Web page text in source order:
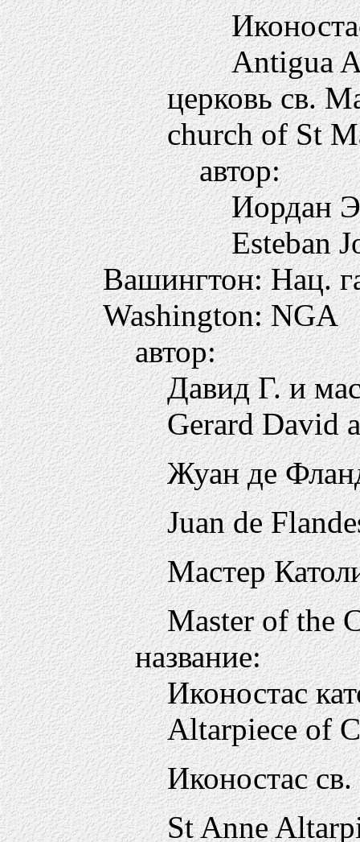
Antigua
церковь св.
сhurch of St
автор:
Иордан
Esteban
Вашингтон: Нац.
Washington: NGA
автор:
Давид Г. и
Gerard David
Жуан де
Juan de
Мастер
Master of the
название:
Иконостас
Altarpiece of
Иконостас
St Anne